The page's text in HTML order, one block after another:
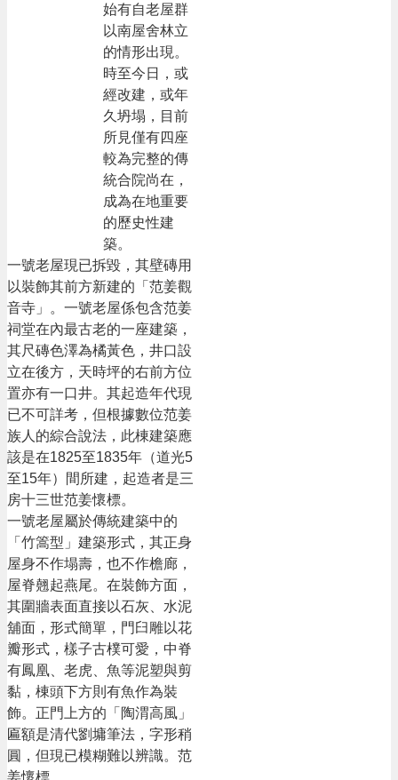
始有自老屋群
以南屋舍林立
的情形出現。
時至今日，或
經改建，或年
久坍塌，目前
所見僅有四座
較為完整的傳
統合院尚在，
成為在地重要
的歷史性建
築。
一號老屋現已拆毀，其壁磚用
以裝飾其前方新建的「范姜觀
音寺」。一號老屋係包含范姜
祠堂在內最古老的一座建築，
其尺磚色澤為橘黃色，井口設
立在後方，天時坪的右前方位
置亦有一口井。其起造年代現
已不可詳考，但根據數位范姜
族人的綜合說法，此棟建築應
該是在1825至1835年（道光5
至15年）間所建，起造者是三
房十三世范姜懷標。
一號老屋屬於傳統建築中的
「竹篙型」建築形式，其正身
屋身不作塌壽，也不作檐廊，
屋脊翹起燕尾。在裝飾方面，
其圍牆表面直接以石灰、水泥
舖面，形式簡單，門臼雕以花
瓣形式，樣子古樸可愛，中脊
有鳳凰、老虎、魚等泥塑與剪
黏，棟頭下方則有魚作為裝
飾。正門上方的「陶渭高風」
匾額是清代劉墉筆法，字形稍
圓，但現已模糊難以辨識。范
姜懷標。